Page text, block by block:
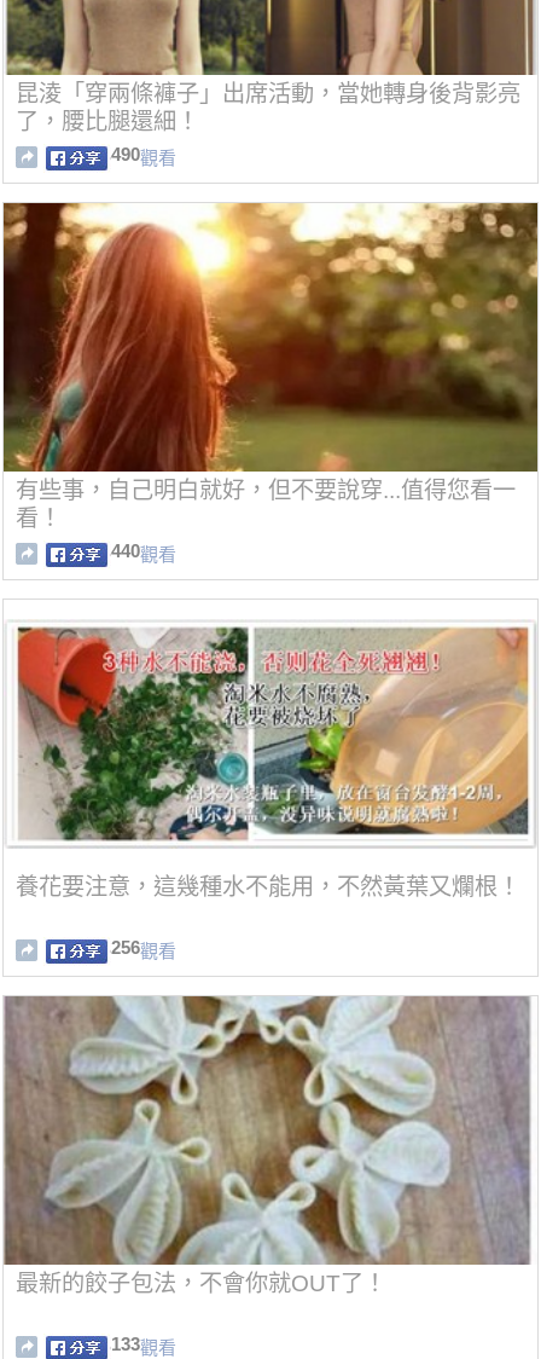
昆淩「穿兩條褲子」出席活動，當她轉身後背影亮
了，腰比腿還細！
490觀看
有些事，自己明白就好，但不要說穿...值得您看一
看！
440觀看
養花要注意，這幾種水不能用，不然黃葉又爛根！
256觀看
最新的餃子包法，不會你就OUT了！
133觀看